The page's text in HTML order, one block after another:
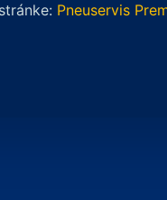
Pneuservis